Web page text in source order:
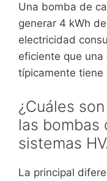
Una bomba de
generar 4 kWh
electricidad
eficiente que
típicamente tiene
¿Cuáles
las bombas
sistemas
La principal